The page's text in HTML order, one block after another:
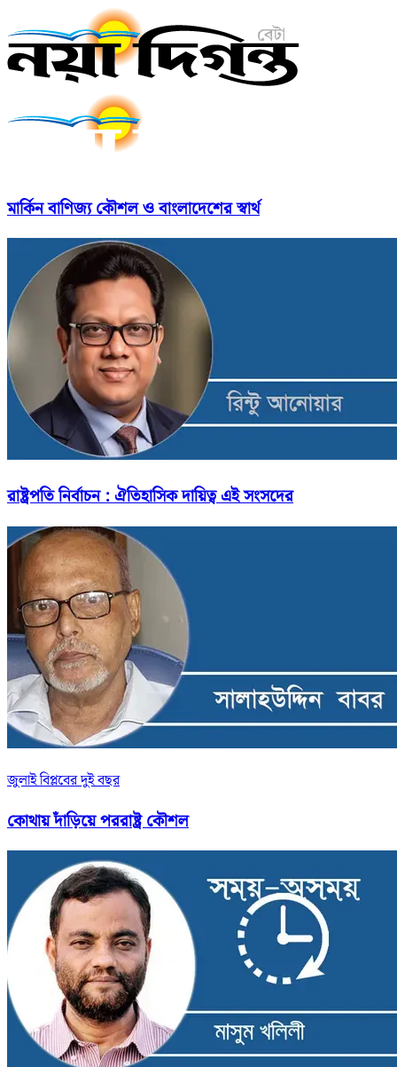
মার্কিন বাণিজ্য কৌশল ও বাংলাদেশের স্বার্থ
রাষ্ট্রপতি নির্বাচন : ঐতিহাসিক দায়িত্ব এই সংসদের
জুলাই বিপ্লবের দুই বছর
কোথায় দাঁড়িয়ে পররাষ্ট্র কৌশল